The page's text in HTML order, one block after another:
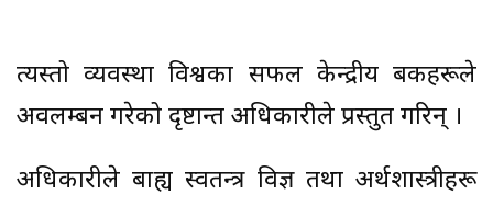
त्यस्तो व्यवस्था विश्वका सफल केन्द्रीय बैंकहरूले
अवलम्बन गरेको दृष्टान्त अधिकारीले प्रस्तुत गरिन् ।
अधिकारीले बाह्य स्वतन्त्र विज्ञ तथा अर्थशास्त्रीहरू